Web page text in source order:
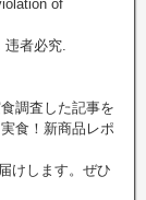
of
违者必究.
調査した記事を
食！新商品レポ
けします。ぜひ